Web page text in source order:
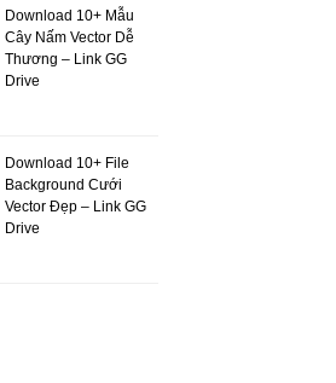
Download 10+ Mẫu
Cây Nấm Vector Dễ
Thương – Link GG
Drive
Download 10+ File
Background Cưới
Vector Đẹp – Link GG
Drive